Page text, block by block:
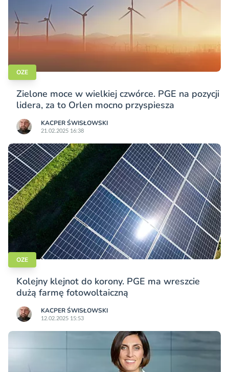
OZE
Zielone moce w wielkiej czwórce. PGE na pozycji
lidera, za to Orlen mocno przyspiesza
KACPER ŚWISŁO­WSKI
21.02.2025 16:38
OZE
Kolejny klejnot do korony. PGE ma wreszcie
dużą farmę fotowoltaiczną
KACPER ŚWISŁO­WSKI
12.02.2025 15:53